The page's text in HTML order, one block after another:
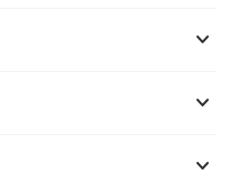
keyboard_arrow_down
keyboard_arrow_down
keyboard_arrow_down